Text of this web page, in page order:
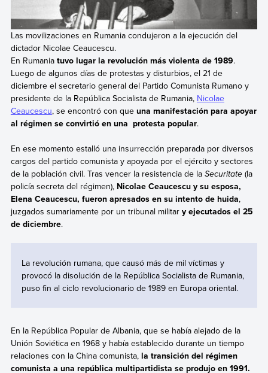
Las movilizaciones en Rumania condujeron a la ejecución del
dictador Nicolae Ceaucescu.
En Rumaniatuvo lugar la revolución más violenta de 1989.
Luego de algunos días de protestas y disturbios, el 21 de
diciembre el secretario general del Partido Comunista Rumano y
presidente de la República Socialista de Rumania, Nicolae
Ceaucescu, se encontró con que una manifestación para apoyar
al régimen se convirtió en una protesta popular.
En ese momento estalló una insurrección preparada por diversos
cargos del partido comunista y apoyada por el ejército y sectores
de la población civil. Tras vencer la resistencia de la Securitate(la
policía secreta del régimen),Nicolae Ceaucescuy su esposa,
Elena Ceaucescu, fueron apresados en su intento de huida,
juzgados sumariamente por un tribunal militar y ejecutados el 25
de diciembre.
La revolución rumana, que causó más de mil víctimas y
provocó la disolución de la República Socialista de Rumania,
puso fin al ciclo revolucionario de 1989 en Europa oriental.
En la República Popular de Albania, que se había alejado de la
Unión Soviética en 1968 y había establecido durante un tiempo
relaciones con la China comunista, la transición del régimen
comunista a una república multipartidista se produjo en 1991.